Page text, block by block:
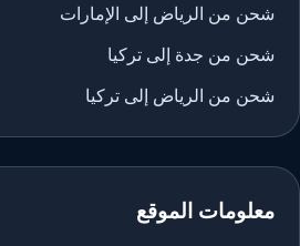
شحن من الرياض إلى الإمارات
شحن من جدة إلى تركيا
شحن من الرياض إلى تركيا
معلومات الموقع